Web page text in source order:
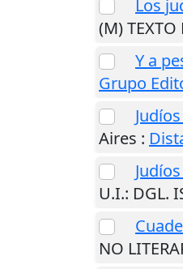
Los
(M) TEXTO
Y a
Grupo
Aires :
U.I.: DGL.
NO